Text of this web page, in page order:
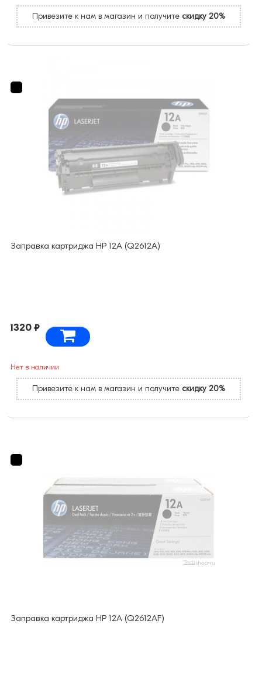
Привезите к нам в магазин и получите скидку 20%
Заправка картриджа HP 12A (Q2612A)
1320 ₽
Нет в наличии
Привезите к нам в магазин и получите скидку 20%
Заправка картриджа HP 12A (Q2612AF)